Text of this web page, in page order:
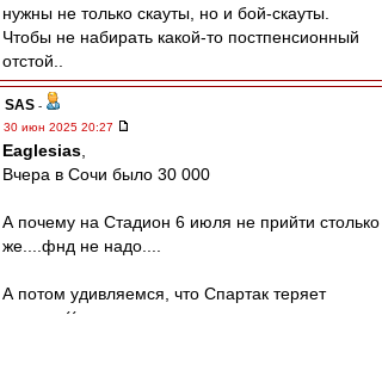
нужны не только скауты, но и бой-скауты.
Чтобы не набирать какой-то постпенсионный
отстой..
SAS -
30 июн 2025 20:27
Eaglesias
Вчера в Сочи было 30 000
А почему на Стадион 6 июля не прийти столько
же....фнд не надо....
А потом удивляемся, что Спартак теряет
зрителя((